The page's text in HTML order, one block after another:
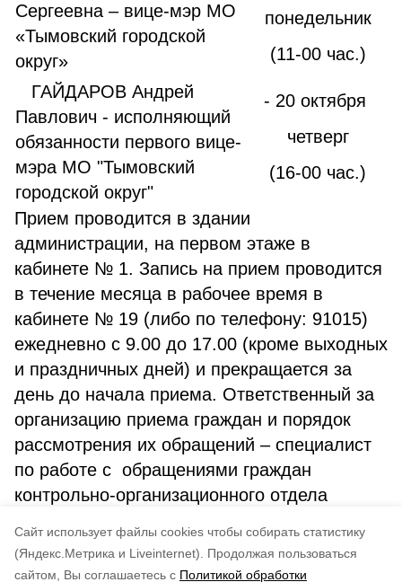
Cайт использует файлы cookies чтобы собирать статистику
(Яндекс.Метрика и Liveinternet).
Продолжая пользоваться
сайтом, Вы соглашаетесь с Политикой обработки
Сергеевна – вице-мэр МО
«Тымовский городской
округ»
понедельник
(11-00 час.)
ГАЙДАРОВ Андрей
Павлович - исполняющий
обязанности первого вице-
мэра МО "Тымовский
городской округ"
- 20 октября
четверг
(16-00 час.)
Прием проводится в здании
администрации, на первом этаже в
кабинете № 1. Запись на прием проводится
в течение месяца в рабочее время в
кабинете № 19 (либо по телефону: 91015)
ежедневно с 9.00 до 17.00 (кроме выходных
и праздничных дней) и прекращается за
день до начала приема. Ответственный за
организацию приема граждан и порядок
рассмотрения их обращений – специалист
по работе с обращениями граждан
контрольно-организационного отдела
округ» Крутых Анна Евгеньевна.